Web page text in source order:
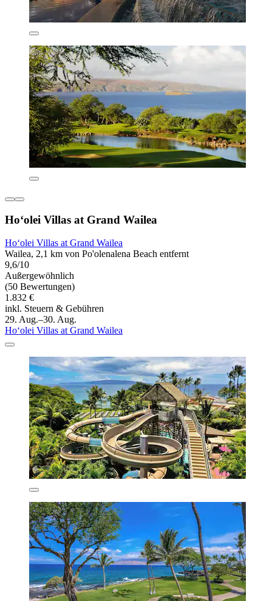
Ho‘olei Villas at Grand Wailea
Ho‘olei Villas at Grand Wailea
Wailea, 2,1 km von Po'olenalena Beach entfernt
9,6/10
Außergewöhnlich
(50 Bewertungen)
1.832 €
inkl. Steuern & Gebühren
29. Aug.–30. Aug.
Ho‘olei Villas at Grand Wailea